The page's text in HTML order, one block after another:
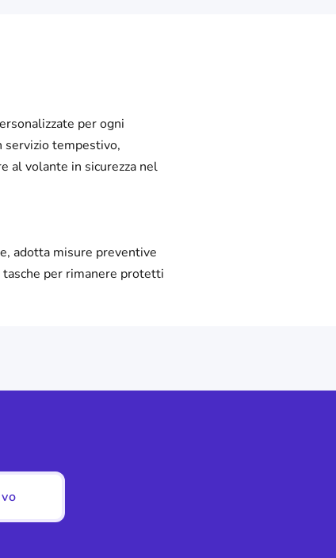
per ogni
servizio tempestivo,
al volante in sicurezza nel
adotta misure preventive
per rimanere protetti